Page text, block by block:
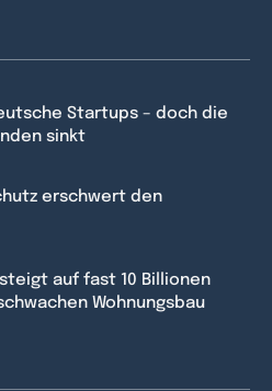
Startups – doch die
sinkt
erschwert den
auf fast 10 Billionen
Wohnungsbau